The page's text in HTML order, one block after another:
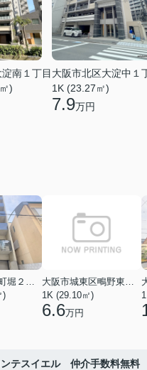
南１丁目
)
大阪市北区大淀中１
1K (23.27㎡)
7.9万円
)
1K (29.10㎡)
6.6万円
ンテスイエル 仲介手数料無料